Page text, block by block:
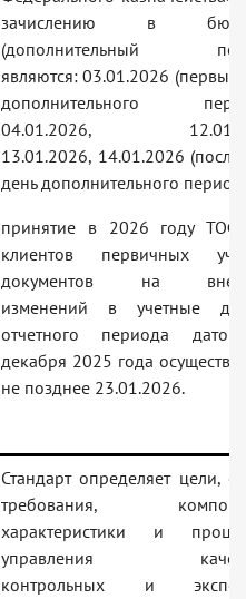
зачислению в
(дополнительный
являются: 03.01.2026 (первый
дополнительного
04.01.2026,
13.01.2026, 14.01.2026
день дополнительного
принятие в 2026 году
клиентов первичных
документов на
изменений в учетные
отчетного периода
декабря 2025 года
не позднее 23.01.2026.
Стандарт определяет цели,
требования,
характеристики и
управления
контрольных и